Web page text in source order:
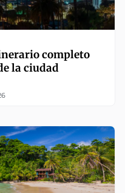
completo
la ciudad